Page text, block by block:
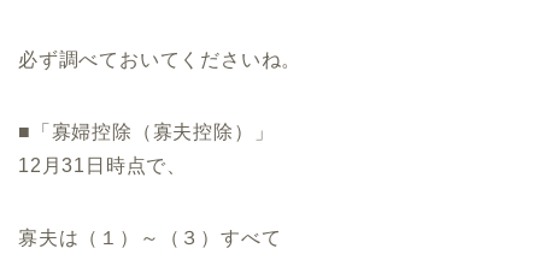
必ず調べておいてくださいね。
■「寡婦控除（寡夫控除）」
12月31日時点で、
寡夫は（１）～（３）すべて